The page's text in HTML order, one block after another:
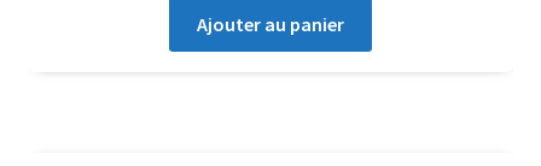
Ajouter au panier